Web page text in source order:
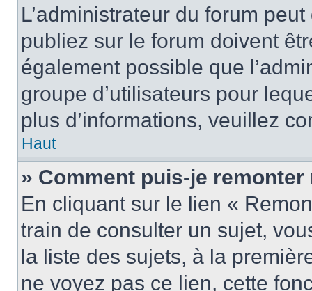
L’administrateur du forum
publiez sur le forum doivent
également possible que
groupe d’utilisateurs pour
plus d’informations, veuillez
Haut
» Comment puis-je
En cliquant sur le lien «
train de consulter un sujet,
la liste des sujets, à la
ne voyez pas ce lien, cette